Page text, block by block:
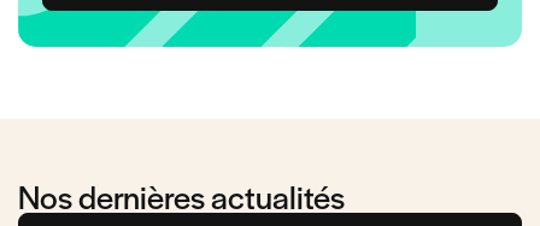
Nos dernières actualités